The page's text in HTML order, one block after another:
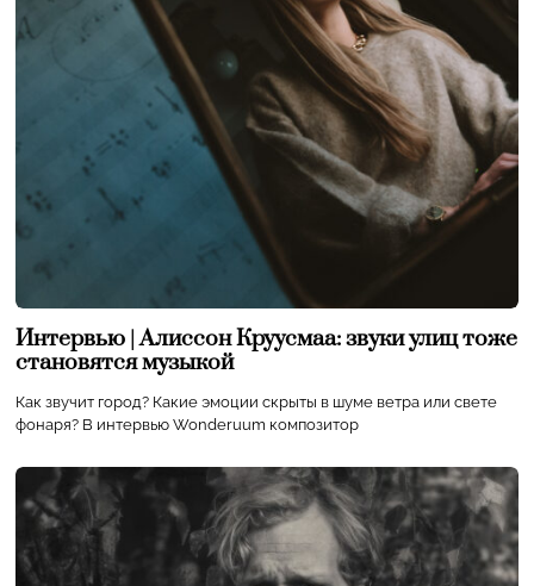
Интервью | Алиссон Круусмаа: звуки улиц тоже
становятся музыкой
Как звучит город? Какие эмоции скрыты в шуме ветра или свете
фонаря? В интервью Wonderuum композитор